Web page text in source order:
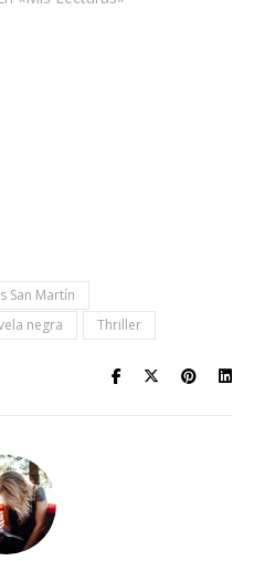
San Martín
negra Thriller